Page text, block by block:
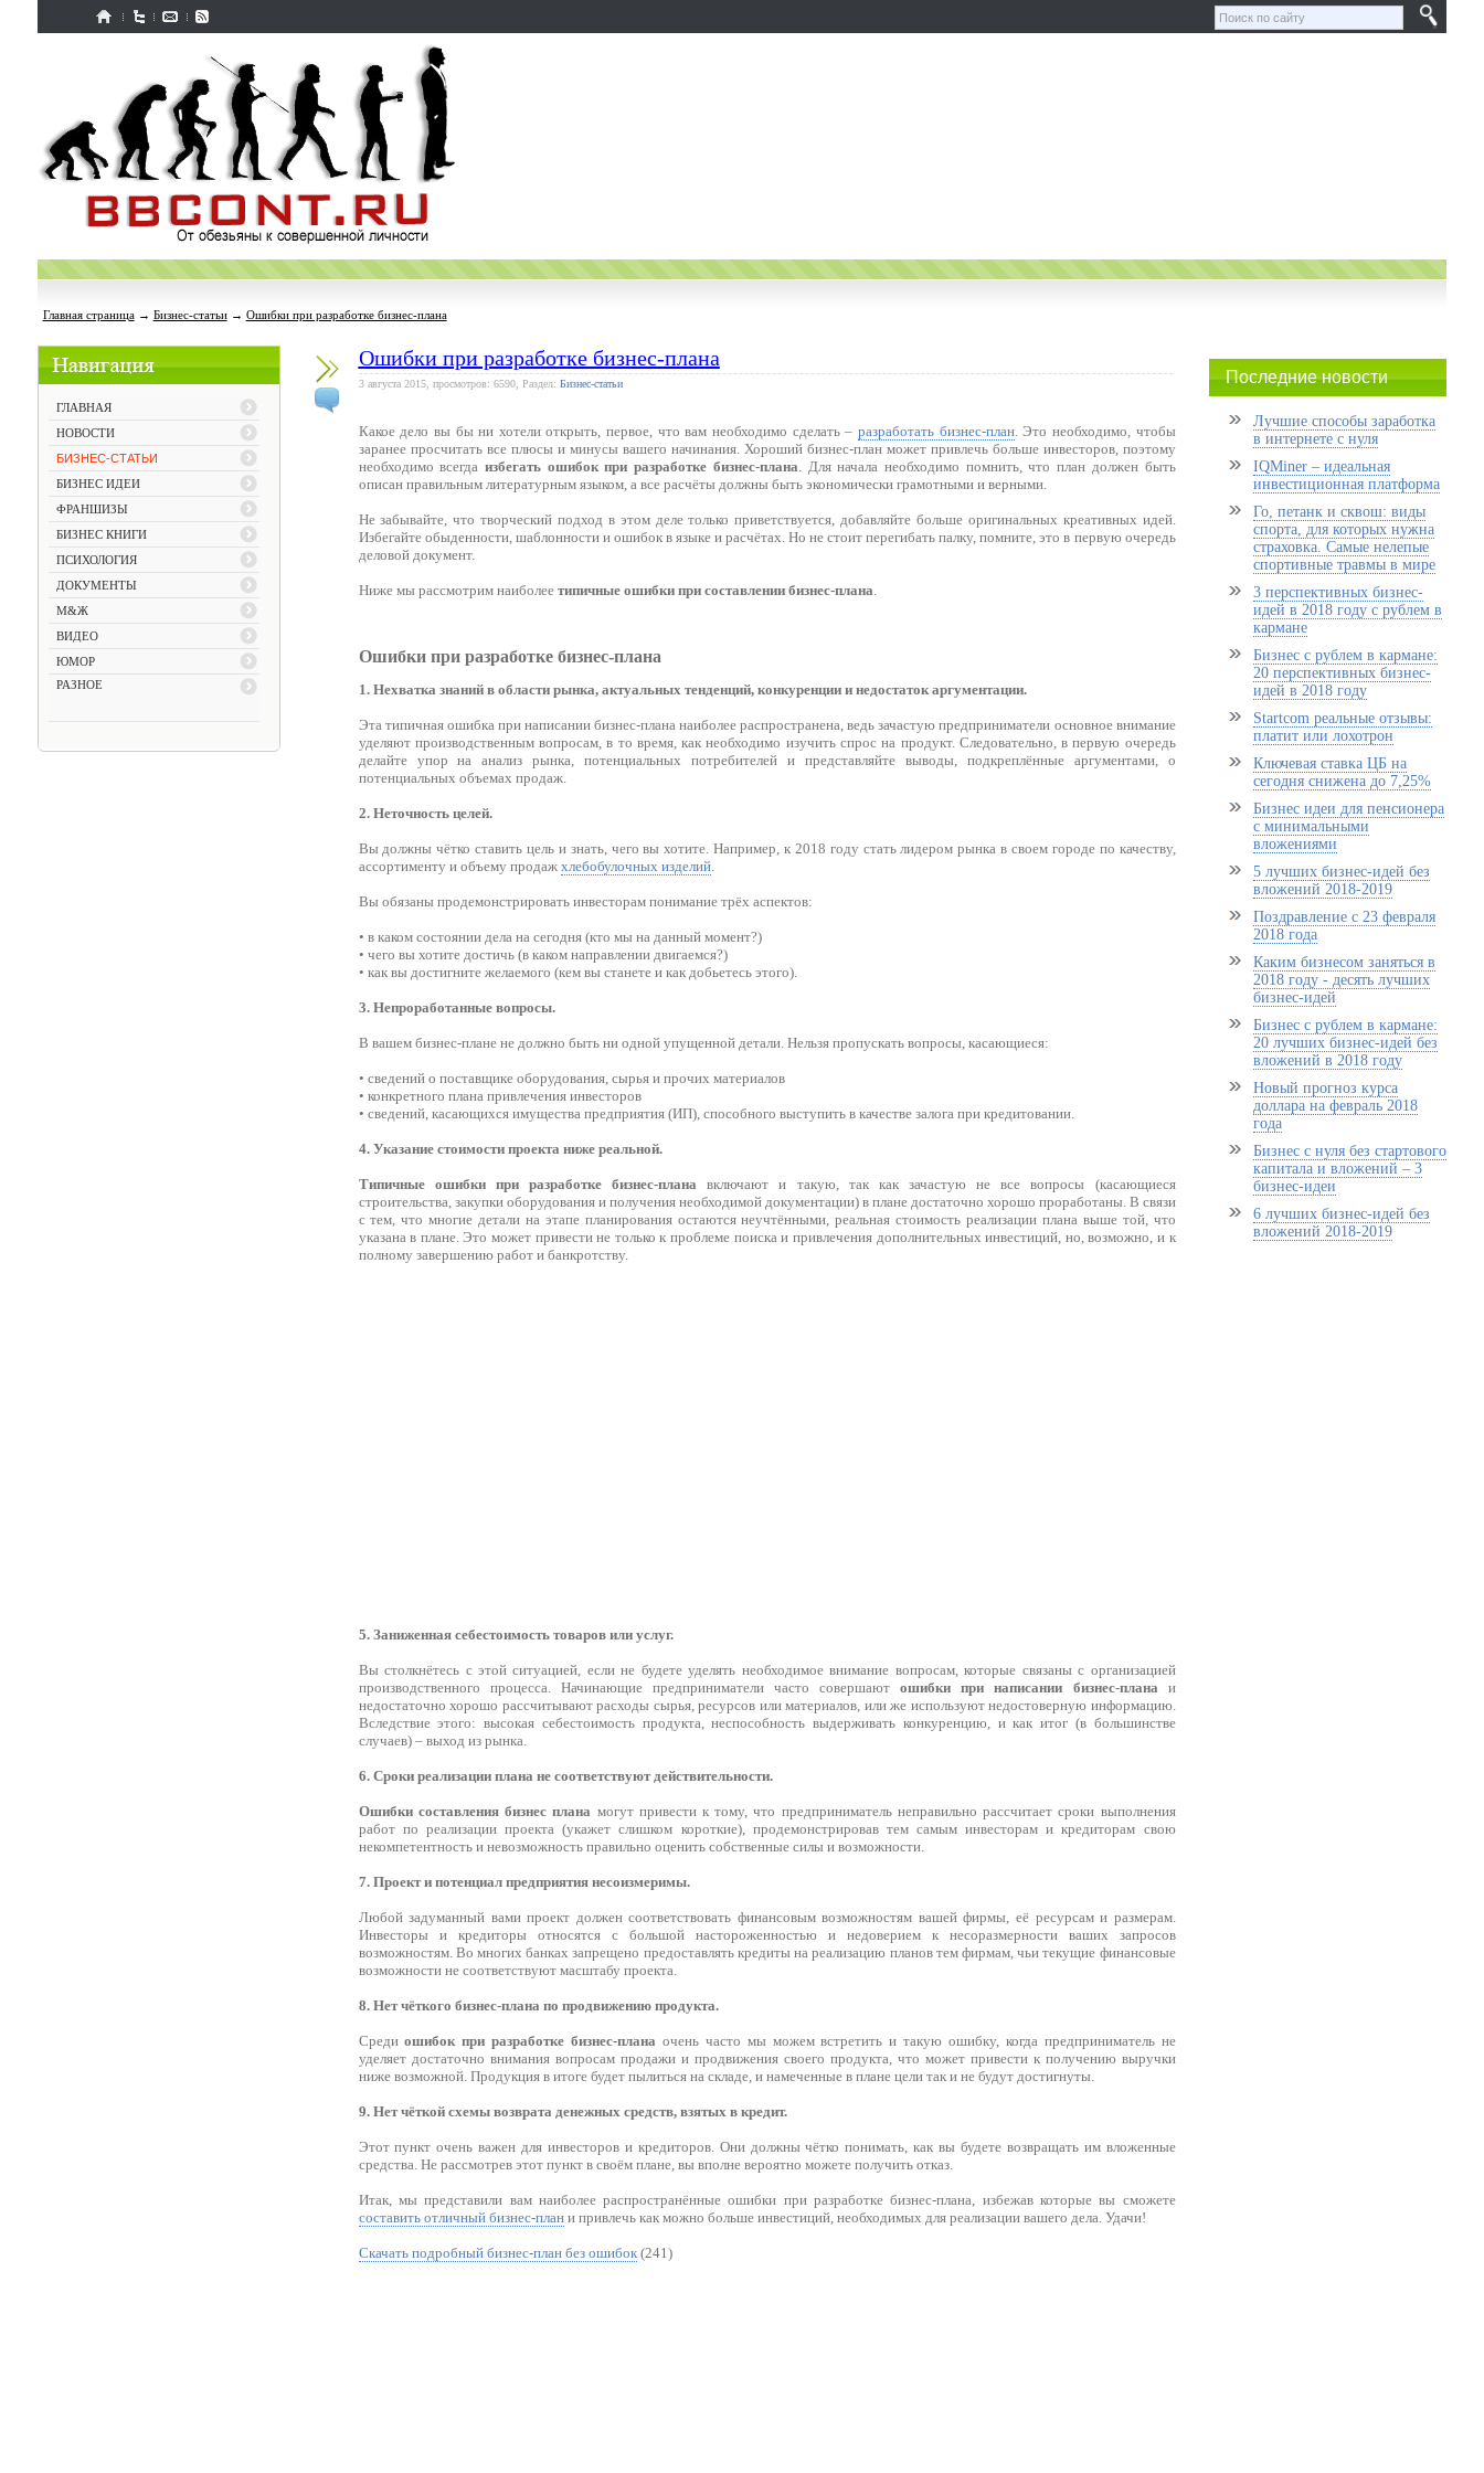
Главная страница→ Бизнес-статьи→ Ошибки при разработке бизнес-плана
ГЛАВНАЯ
НОВОСТИ
БИЗНЕС-СТАТЬИ
БИЗНЕС ИДЕИ
ФРАНШИЗЫ
БИЗНЕС КНИГИ
ПСИХОЛОГИЯ
ДОКУМЕНТЫ
М&Ж
ВИДЕО
ЮМОР
РАЗНОЕ
Ошибки при разработке бизнес-плана
3 августа 2015, просмотров: 6590, Раздел: Бизнес-статьи
Какое дело вы бы ни хотели открыть, первое, что вам необходимо сделать –разработать бизнес-план. Это необходимо, чтобы
заранее просчитать все плюсы и минусы вашего начинания. Хороший бизнес-план может привлечь больше инвесторов, поэтому
необходимо всегдаизбегать ошибок при разработке бизнес-плана. Для начала необходимо помнить, что план должен быть
описан правильным литературным языком, а все расчёты должны быть экономически грамотными и верными.
Не забывайте, что творческий подход в этом деле только приветствуется, добавляйте больше оригинальных креативных идей.
Избегайте обыденности, шаблонности и ошибок в языке и расчётах. Но не стоит перегибать палку, помните, это в первую очередь
деловой документ.
Ниже мы рассмотрим наиболее типичные ошибки при составлении бизнес-плана.
Ошибки при разработке бизнес-плана
1. Нехватка знаний в области рынка, актуальных тенденций, конкуренции и недостаток аргументации.
Эта типичная ошибка при написании бизнес-плана наиболее распространена, ведь зачастую предприниматели основное внимание
уделяют производственным вопросам, в то время, как необходимо изучить спрос на продукт. Следовательно, в первую очередь
делайте упор на анализ рынка, потенциальных потребителей и представляйте выводы, подкреплённые аргументами, о
потенциальных объемах продаж.
2. Неточность целей.
Вы должны чётко ставить цель и знать, чего вы хотите. Например, к 2018 году стать лидером рынка в своем городе по качеству,
ассортименту и объему продаж хлебобулочных изделий.
Вы обязаны продемонстрировать инвесторам понимание трёх аспектов:
• в каком состоянии дела на сегодня (кто мы на данный момент?)
• чего вы хотите достичь (в каком направлении двигаемся?)
• как вы достигните желаемого (кем вы станете и как добьетесь этого).
3. Непроработанные вопросы.
В вашем бизнес-плане не должно быть ни одной упущенной детали. Нельзя пропускать вопросы, касающиеся:
• сведений о поставщике оборудования, сырья и прочих материалов
• конкретного плана привлечения инвесторов
• сведений, касающихся имущества предприятия (ИП), способного выступить в качестве залога при кредитовании.
4. Указание стоимости проекта ниже реальной.
Типичные ошибки при разработке бизнес-плана включают и такую, так как зачастую не все вопросы (касающиеся
строительства, закупки оборудования и получения необходимой документации) в плане достаточно хорошо проработаны. В связи
с тем, что многие детали на этапе планирования остаются неучтёнными, реальная стоимость реализации плана выше той, что
указана в плане. Это может привести не только к проблеме поиска и привлечения дополнительных инвестиций, но, возможно, и к
полному завершению работ и банкротству.
5. Заниженная себестоимость товаров или услуг.
Вы столкнётесь с этой ситуацией, если не будете уделять необходимое внимание вопросам, которые связаны с организацией
производственного процесса. Начинающие предприниматели часто совершаютошибки при написании бизнес-плана и
недостаточно хорошо рассчитывают расходы сырья, ресурсов или материалов, или же используют недостоверную информацию.
Вследствие этого: высокая себестоимость продукта, неспособность выдерживать конкуренцию, и как итог (в большинстве
случаев) – выход из рынка.
6. Сроки реализации плана не соответствуют действительности.
Ошибки составления бизнес плана могут привести к тому, что предприниматель неправильно рассчитает сроки выполнения
работ по реализации проекта (укажет слишком короткие), продемонстрировав тем самым инвесторам и кредиторам свою
некомпетентность и невозможность правильно оценить собственные силы и возможности.
7. Проект и потенциал предприятия несоизмеримы.
Любой задуманный вами проект должен соответствовать финансовым возможностям вашей фирмы, её ресурсам и размерам.
Инвесторы и кредиторы относятся с большой настороженностью и недоверием к несоразмерности ваших запросов
возможностям. Во многих банках запрещено предоставлять кредиты на реализацию планов тем фирмам, чьи текущие финансовые
возможности не соответствуют масштабу проекта.
8. Нет чёткого бизнес-плана по продвижению продукта.
Средиошибок при разработке бизнес-плана очень часто мы можем встретить и такую ошибку, когда предприниматель не
уделяет достаточно внимания вопросам продажи и продвижения своего продукта, что может привести к получению выручки
ниже возможной. Продукция в итоге будет пылиться на складе, и намеченные в плане цели так и не будут достигнуты.
9. Нет чёткой схемы возврата денежных средств, взятых в кредит.
Этот пункт очень важен для инвесторов и кредиторов. Они должны чётко понимать, как вы будете возвращать им вложенные
средства. Не рассмотрев этот пункт в своём плане, вы вполне вероятно можете получить отказ.
Итак, мы представили вам наиболее распространённые ошибки при разработке бизнес-плана, избежав которые вы сможете
составить отличный бизнес-плани привлечь как можно больше инвестиций, необходимых для реализации вашего дела. Удачи!
Скачать подробный бизнес-план без ошибок(241)
Последние новости
Лучшие способы заработка
в интернете с нуля
IQMiner – идеальная
инвестиционная платформа
Го, петанк и сквош: виды
спорта, для которых нужна
страховка. Самые нелепые
спортивные травмы в мире
3 перспективных бизнес-
идей в 2018 году с рублем в
кармане
Бизнес с рублем в кармане:
20 перспективных бизнес-
идей в 2018 году
Startcom реальные отзывы:
платит или лохотрон
Ключевая ставка ЦБ на
сегодня снижена до 7,25%
Бизнес идеи для пенсионера
с минимальными
вложениями
5 лучших бизнес-идей без
вложений 2018-2019
Поздравление с 23 февраля
2018 года
Каким бизнесом заняться в
2018 году - десять лучших
бизнес-идей
Бизнес с рублем в кармане:
20 лучших бизнес-идей без
вложений в 2018 году
Новый прогноз курса
доллара на февраль 2018
года
Бизнес с нуля без стартового
капитала и вложений – 3
бизнес-идеи
6 лучших бизнес-идей без
вложений 2018-2019